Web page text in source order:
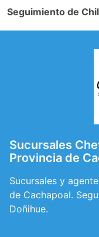
Seguimiento de
Sucursales
Provincia de
Sucursales y
de Cachapoal.
Doñihue.